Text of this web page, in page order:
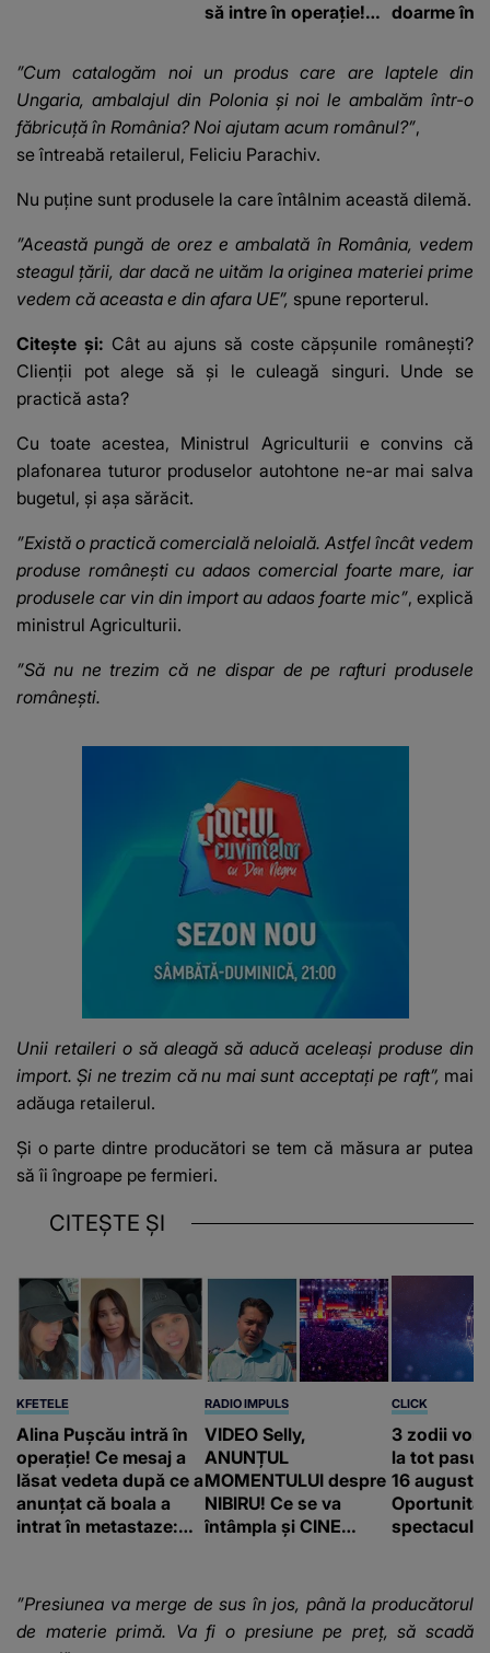
să intre în operație!
fanilor
doarme în
”Cum catalogăm noi un produs care are laptele din
Ungaria, ambalajul din Polonia și noi le ambalăm într-o
făbricuță în România? Noi ajutam acum românul?”,
se întreabă retailerul, Feliciu Parachiv.
Nu puține sunt produsele la care întâlnim această dilemă.
”Această pungă de orez e ambalată în România, vedem
steagul țării, dar dacă ne uităm la originea materiei prime
vedem că aceasta e din afara UE”, spune reporterul.
Citește și: Cât au ajuns să coste căpșunile românești?
Clienții pot alege să și le culeagă singuri. Unde se
practică asta?
Cu toate acestea, Ministrul Agriculturii e convins că
plafonarea tuturor produselor autohtone ne-ar mai salva
bugetul, și așa sărăcit.
”Există o practică comercială neloială. Astfel încât vedem
produse românești cu adaos comercial foarte mare, iar
produsele car vin din import au adaos foarte mic”, explică
ministrul Agriculturii.
”Să nu ne trezim că ne dispar de pe rafturi produsele
românești.
Unii retaileri o să aleagă să aducă aceleași produse din
import. Și ne trezim că nu mai sunt acceptați pe raft”, mai
adăuga retailerul.
Și o parte dintre producători se tem că măsura ar putea
să îi îngroape pe fermieri.
CITEȘTE ȘI
KFETELE
Alina Pușcău intră în
operație! Ce mesaj a
lăsat vedeta după ce a
anunțat că boala a
intrat în metastaze:
RADIO IMPULS
VIDEO Selly,
ANUNȚUL
MOMENTULUI despre
NIBIRU! Ce se va
întâmpla și CINE
e ciudă că..."
CLICK
3 zodii vor
la tot pasul
16 august.
”Presiunea va merge de sus în jos, până la producătorul
de materie primă. Va fi o presiune pe preț, să scadă